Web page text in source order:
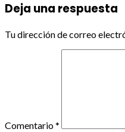
Deja una respuesta
Tu dirección de correo
Comentario*